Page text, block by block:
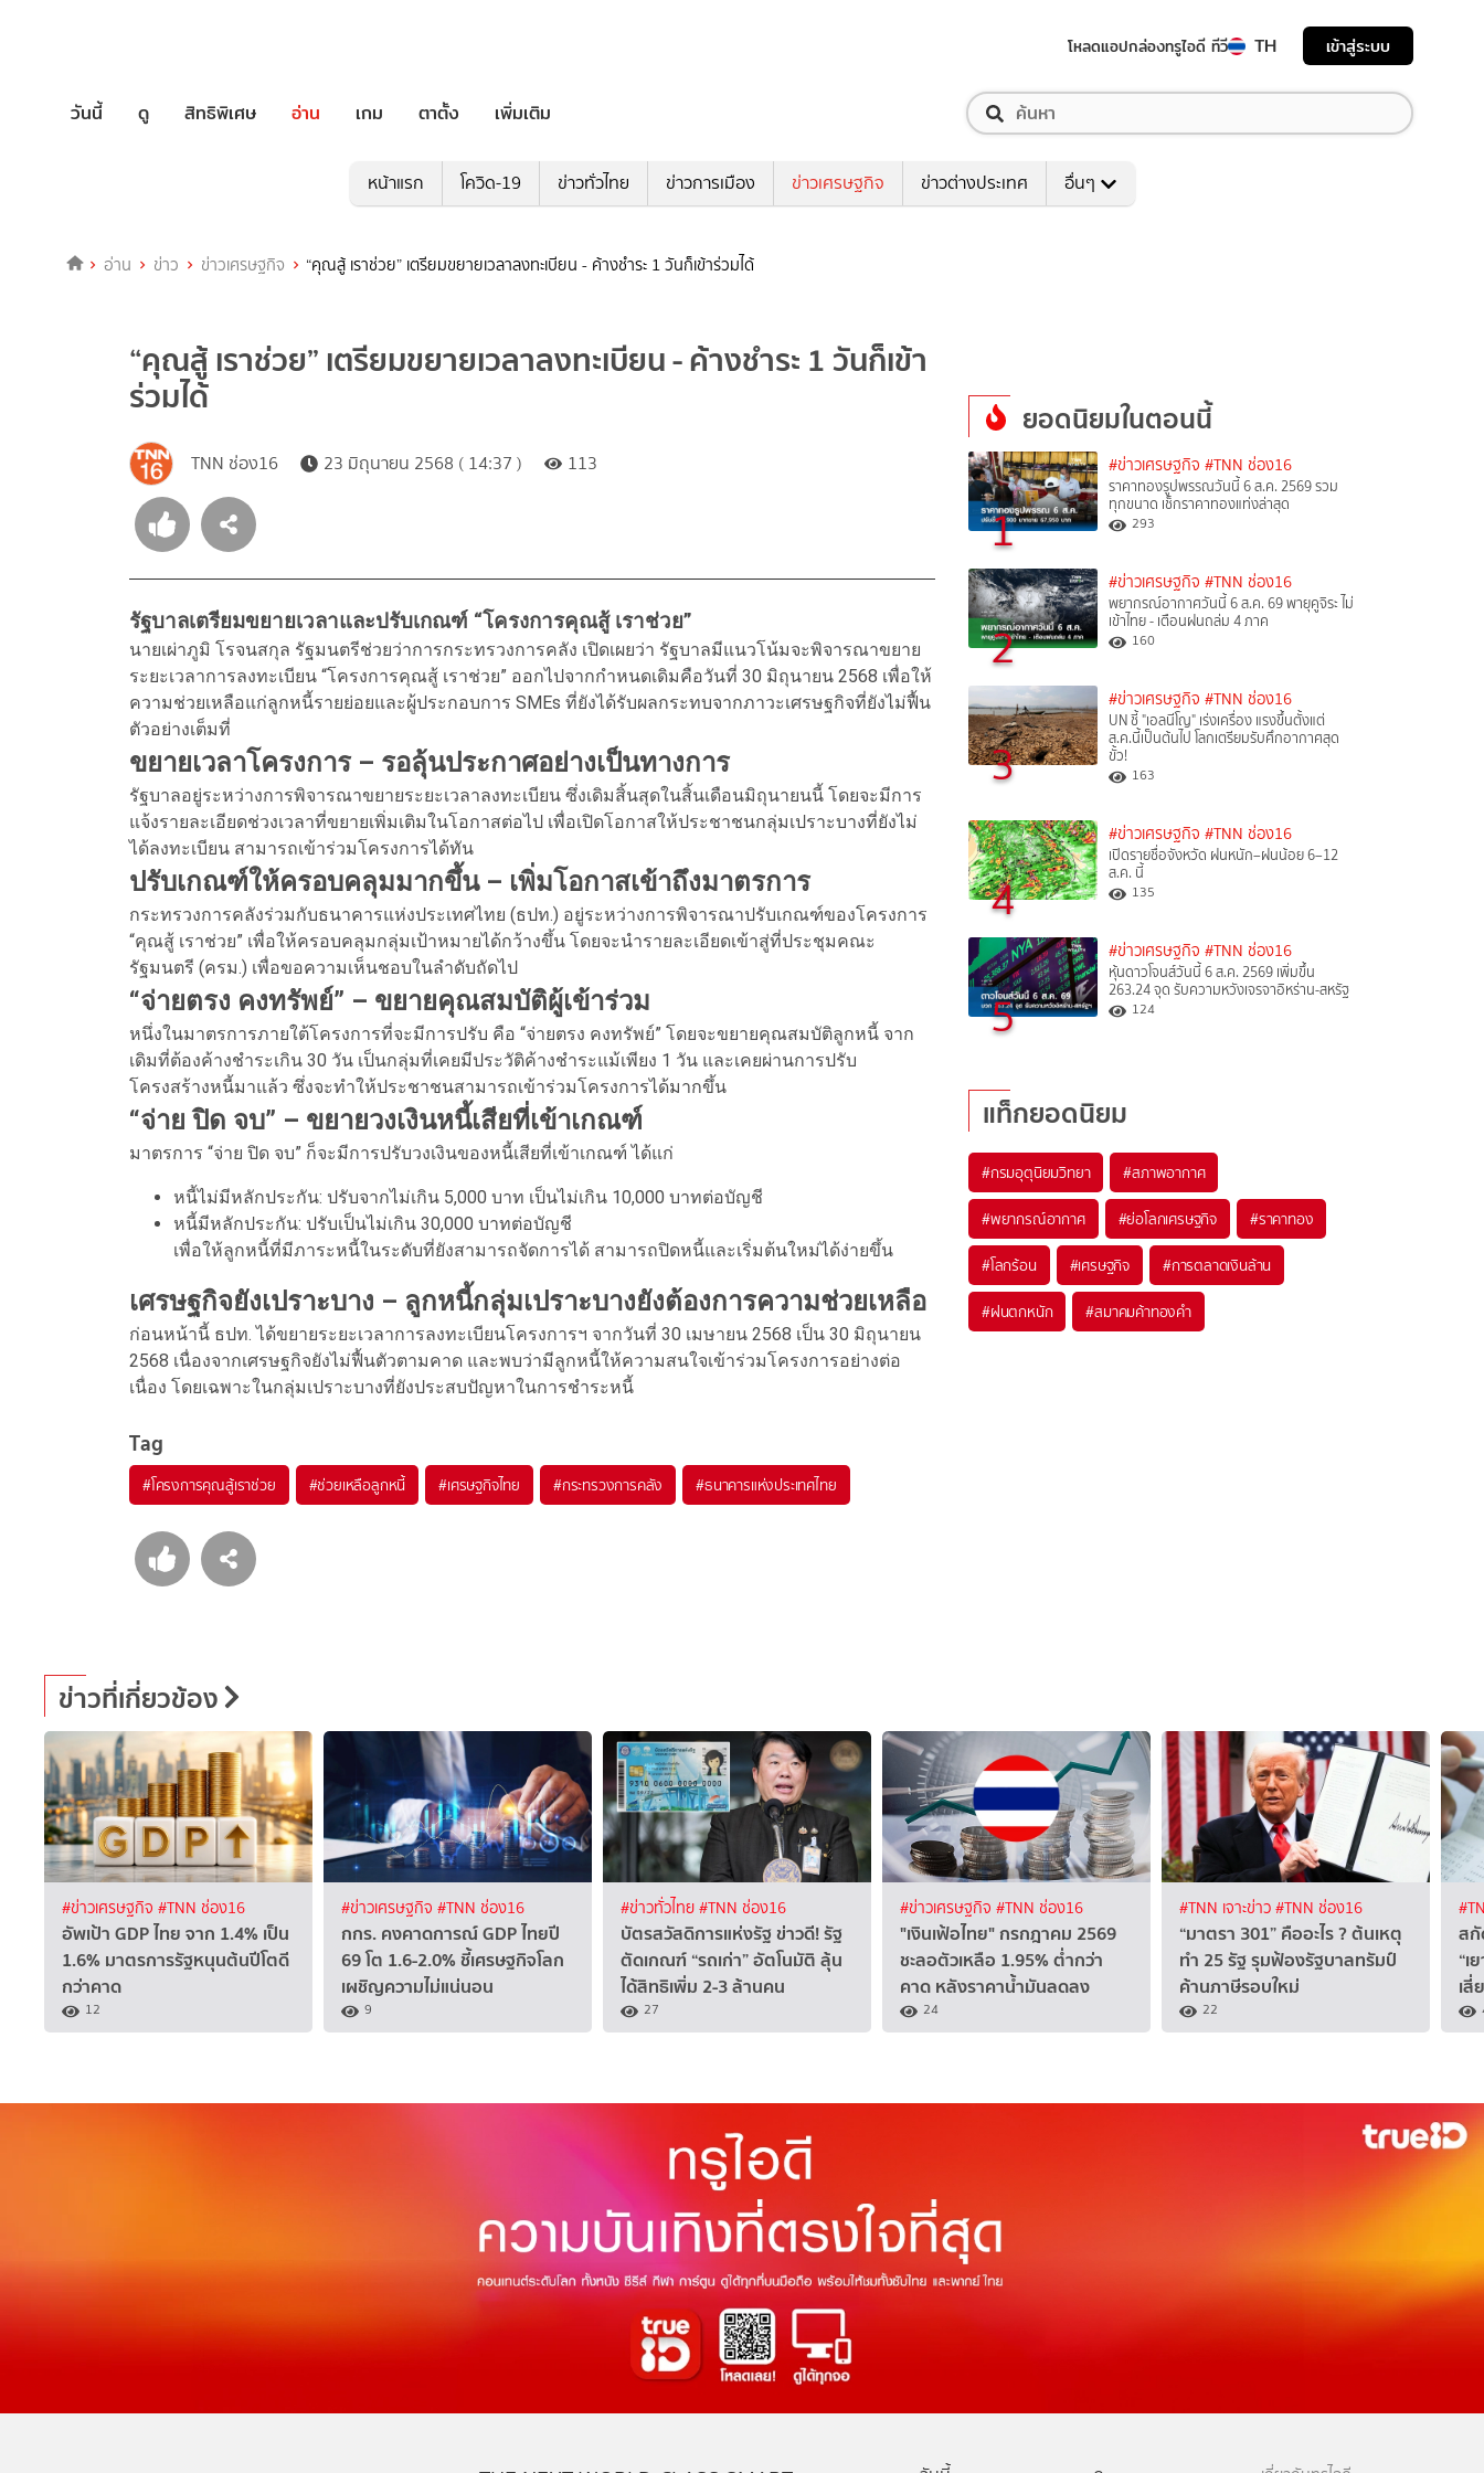
โหลดแอปกล่องทรูไอดี ทีวี TH เข้าสู่ระบบ
วันนี้ ดู สิทธิพิเศษ อ่าน เกม ตาตั้ง เพิ่มเติม
หน้าแรก โควิด-19 ข่าวทั่วไทย ข่าวการเมือง ข่าวเศรษฐกิจ ข่าวต่างประเทศ อื่นๆ
อ่าน ข่าว ข่าวเศรษฐกิจ “คุณสู้ เราช่วย” เตรียมขยายเวลาลงทะเบียน - ค้างชำระ 1 วันก็เข้าร่วมได้
“คุณสู้ เราช่วย” เตรียมขยายเวลาลงทะเบียน - ค้างชำระ 1 วันก็เข้า
ร่วมได้
TNN ช่อง16 23 มิถุนายน 2568 ( 14:37 ) 113
รัฐบาลเตรียมขยายเวลาและปรับเกณฑ์ “โครงการคุณสู้ เราช่วย”
นายเผ่าภูมิ โรจนสกุล รัฐมนตรีช่วยว่าการกระทรวงการคลัง เปิดเผยว่า รัฐบาลมีแนวโน้มจะพิจารณาขยาย
ระยะเวลาการลงทะเบียน “โครงการคุณสู้ เราช่วย” ออกไปจากกำหนดเดิมคือวันที่ 30 มิถุนายน 2568 เพื่อให้
ความช่วยเหลือแก่ลูกหนี้รายย่อยและผู้ประกอบการ SMEs ที่ยังได้รับผลกระทบจากภาวะเศรษฐกิจที่ยังไม่ฟื้น
ตัวอย่างเต็มที่
ขยายเวลาโครงการ – รอลุ้นประกาศอย่างเป็นทางการ
รัฐบาลอยู่ระหว่างการพิจารณาขยายระยะเวลาลงทะเบียน ซึ่งเดิมสิ้นสุดในสิ้นเดือนมิถุนายนนี้ โดยจะมีการ
แจ้งรายละเอียดช่วงเวลาที่ขยายเพิ่มเติมในโอกาสต่อไป เพื่อเปิดโอกาสให้ประชาชนกลุ่มเปราะบางที่ยังไม่
ได้ลงทะเบียน สามารถเข้าร่วมโครงการได้ทัน
ปรับเกณฑ์ให้ครอบคลุมมากขึ้น – เพิ่มโอกาสเข้าถึงมาตรการ
กระทรวงการคลังร่วมกับธนาคารแห่งประเทศไทย (ธปท.) อยู่ระหว่างการพิจารณาปรับเกณฑ์ของโครงการ
“คุณสู้ เราช่วย” เพื่อให้ครอบคลุมกลุ่มเป้าหมายได้กว้างขึ้น โดยจะนำรายละเอียดเข้าสู่ที่ประชุมคณะ
รัฐมนตรี (ครม.) เพื่อขอความเห็นชอบในลำดับถัดไป
“จ่ายตรง คงทรัพย์” – ขยายคุณสมบัติผู้เข้าร่วม
หนึ่งในมาตรการภายใต้โครงการที่จะมีการปรับ คือ “จ่ายตรง คงทรัพย์” โดยจะขยายคุณสมบัติลูกหนี้ จาก
เดิมที่ต้องค้างชำระเกิน 30 วัน เป็นกลุ่มที่เคยมีประวัติค้างชำระแม้เพียง 1 วัน และเคยผ่านการปรับ
โครงสร้างหนี้มาแล้ว ซึ่งจะทำให้ประชาชนสามารถเข้าร่วมโครงการได้มากขึ้น
“จ่าย ปิด จบ” – ขยายวงเงินหนี้เสียที่เข้าเกณฑ์
มาตรการ “จ่าย ปิด จบ” ก็จะมีการปรับวงเงินของหนี้เสียที่เข้าเกณฑ์ ได้แก่
หนี้ไม่มีหลักประกัน: ปรับจากไม่เกิน 5,000 บาท เป็นไม่เกิน 10,000 บาทต่อบัญชี
หนี้มีหลักประกัน: ปรับเป็นไม่เกิน 30,000 บาทต่อบัญชี
เพื่อให้ลูกหนี้ที่มีภาระหนี้ในระดับที่ยังสามารถจัดการได้ สามารถปิดหนี้และเริ่มต้นใหม่ได้ง่ายขึ้น
เศรษฐกิจยังเปราะบาง – ลูกหนี้กลุ่มเปราะบางยังต้องการความช่วยเหลือ
ก่อนหน้านี้ ธปท. ได้ขยายระยะเวลาการลงทะเบียนโครงการฯ จากวันที่ 30 เมษายน 2568 เป็น 30 มิถุนายน
2568 เนื่องจากเศรษฐกิจยังไม่ฟื้นตัวตามคาด และพบว่ามีลูกหนี้ให้ความสนใจเข้าร่วมโครงการอย่างต่อ
เนื่อง โดยเฉพาะในกลุ่มเปราะบางที่ยังประสบปัญหาในการชำระหนี้
Tag
#โครงการคุณสู้เราช่วย #ช่วยเหลือลูกหนี้ #เศรษฐกิจไทย #กระทรวงการคลัง #ธนาคารแห่งประเทศไทย
ยอดนิยมในตอนนี้
1
#ข่าวเศรษฐกิจ #TNN ช่อง16
ราคาทองรูปพรรณวันนี้ 6 ส.ค. 2569 รวม
ทุกขนาด เช็กราคาทองแท่งล่าสุด
293
2
#ข่าวเศรษฐกิจ #TNN ช่อง16
พยากรณ์อากาศวันนี้ 6 ส.ค. 69 พายุคูจิระ ไม่
เข้าไทย - เตือนฝนถล่ม 4 ภาค
160
3
#ข่าวเศรษฐกิจ #TNN ช่อง16
UN ชี้ "เอลนีโญ" เร่งเครื่อง แรงขึ้นตั้งแต่
ส.ค.นี้เป็นต้นไป โลกเตรียมรับศึกอากาศสุด
ขั้ว!
163
4
#ข่าวเศรษฐกิจ #TNN ช่อง16
เปิดรายชื่อจังหวัด ฝนหนัก–ฝนน้อย 6–12
ส.ค. นี้
135
5
#ข่าวเศรษฐกิจ #TNN ช่อง16
หุ้นดาวโจนส์วันนี้ 6 ส.ค. 2569 เพิ่มขึ้น
263.24 จุด รับความหวังเจรจาอิหร่าน-สหรัฐ
124
แท็กยอดนิยม
#กรมอุตุนิยมวิทยา #สภาพอากาศ
#พยากรณ์อากาศ #ย่อโลกเศรษฐกิจ #ราคาทอง
#โลกร้อน #เศรษฐกิจ #การตลาดเงินล้าน
#ฝนตกหนัก #สมาคมค้าทองคำ
ข่าวที่เกี่ยวข้อง
#ข่าวเศรษฐกิจ #TNN ช่อง16
อัพเป้า GDP ไทย จาก 1.4% เป็น
1.6% มาตรการรัฐหนุนต้นปีโตดี
กว่าคาด
12
#ข่าวเศรษฐกิจ #TNN ช่อง16
กกร. คงคาดการณ์ GDP ไทยปี
69 โต 1.6-2.0% ชี้เศรษฐกิจโลก
เผชิญความไม่แน่นอน
9
#ข่าวทั่วไทย#TNN ช่อง16
บัตรสวัสดิการแห่งรัฐ ข่าวดี! รัฐ
ตัดเกณฑ์ “รถเก่า” อัตโนมัติ ลุ้น
ได้สิทธิเพิ่ม 2-3 ล้านคน
27
#ข่าวเศรษฐกิจ #TNN ช่อง16
"เงินเฟ้อไทย" กรกฎาคม 2569
ชะลอตัวเหลือ 1.95% ต่ำกว่า
คาด หลังราคาน้ำมันลดลง
24
#TNN เจาะข่าว#TNN ช่อง16
“มาตรา 301” คืออะไร ? ต้นเหตุ
ทำ 25 รัฐ รุมฟ้องรัฐบาลทรัมป์
ค้านภาษีรอบใหม่
22
สกั
“เ
เ